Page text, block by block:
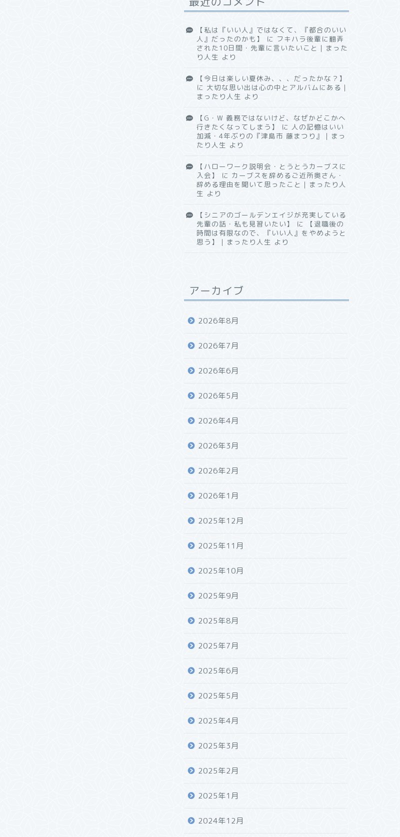
【私は『いい人』ではなくて、『都合のいい
人』だったのかも】
に フキハラ後輩に翻弄
された10日間・先輩に言いたいこと｜まった
り人生 より
【今日は楽しい夏休み、、、だったかな？】
に 大切な思い出は心の中とアルバムにある｜
まったり人生 より
【G・W 義務ではないけど、なぜかどこかへ
行きたくなってしまう】
に 人の記憶はいい
加減・4年ぶりの『津島市 藤まつり』｜まっ
たり人生 より
【ハローワーク説明会・とうとうカーブスに
入会】
に カーブスを辞めるご近所奥さん・
辞める理由を聞いて思ったこと｜まったり人
生 より
【シニアのゴールデンエイジが充実している
先輩の話・私も見習いたい】
に
【退職後の
時間は有限なので、『いい人』をやめようと
思う】｜まったり人生 より
アーカイブ
2026年8月
2026年7月
2026年6月
2026年5月
2026年4月
2026年3月
2026年2月
2026年1月
2025年12月
2025年11月
2025年10月
2025年9月
2025年8月
2025年7月
2025年6月
2025年5月
2025年4月
2025年3月
2025年2月
2025年1月
2024年12月